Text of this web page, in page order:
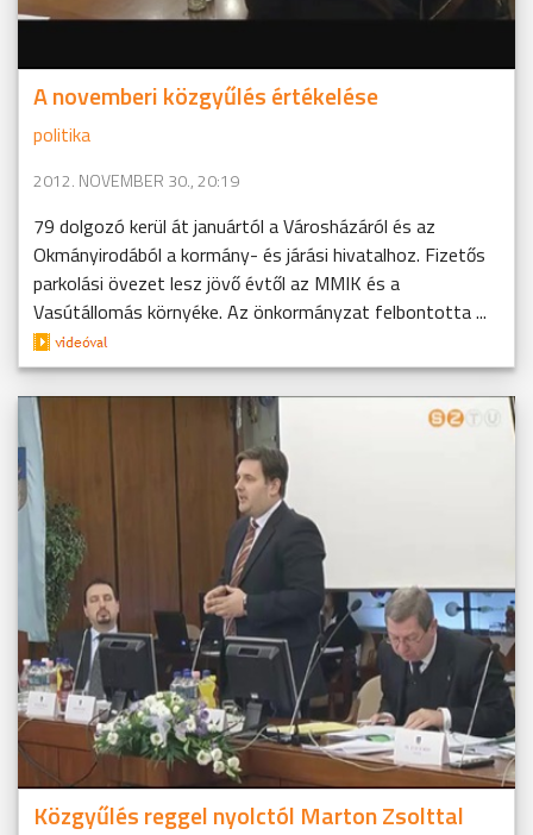
A novemberi közgyűlés értékelése
politika
2012. NOVEMBER 30., 20:19
79 dolgozó kerül át januártól a Városházáról és az
Okmányirodából a kormány- és járási hivatalhoz. Fizetős
parkolási övezet lesz jövő évtől az MMIK és a
Vasútállomás környéke. Az önkormányzat felbontotta ...
Közgyűlés reggel nyolctól Marton Zsolttal